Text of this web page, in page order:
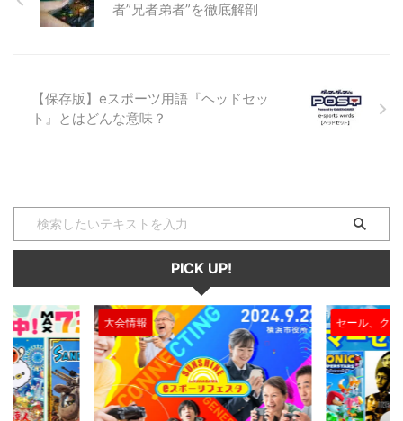
と、ＭＡＰ上の物理的な場所を指
すことが多いようです。 たとえ
ン（ ...
者”兄者弟者”を徹底解剖
【保存版】eスポーツ用語『ヘッドセッ
ト』とはどんな意味？
PICK UP!
大会情報 セール、クー